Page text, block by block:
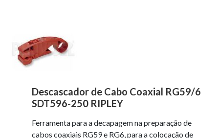
Descascador de Cabo Coaxial RG59/6
SDT596-250 RIPLEY
Ferramenta para a decapagem na preparação de
cabos coaxiais RG59 e RG6, para a colocação de